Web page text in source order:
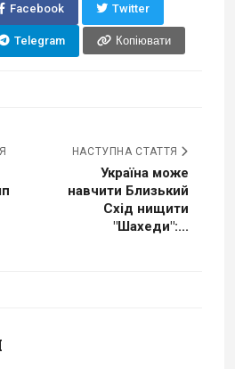
Facebook Twitter
Telegram Копіювати
НАСТУПНА СТАТТЯ
Україна може
навчити Близький
Схід нищити
"Шахеди":...